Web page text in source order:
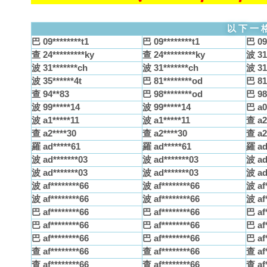
以下一
巴 09********t1
巴 09********t1
巴
查 24*********ky
查 24*********ky
波
波 31*******ch
波 31*******ch
波
波 35******4t
巴 81********od
巴
查 94**83
巴 98********od
巴
波 99*****14
波 99*****14
巴
波 a1*****11
波 a1*****11
查
查 a2****30
查 a2****30
查
羅 ad*****61
羅 ad*****61
羅
波 ad*******03
波 ad*******03
波
波 ad*******03
波 ad*******03
波
波 af********66
波 af********66
波
波 af********66
波 af********66
波
巴 af********66
巴 af********66
巴
巴 af********66
巴 af********66
巴
巴 af********66
巴 af********66
巴
查 af********66
查 af********66
查
查 af********66
查 af********66 查